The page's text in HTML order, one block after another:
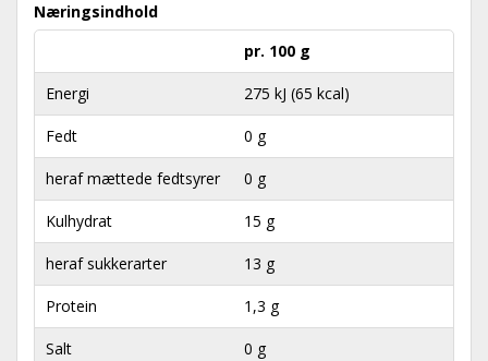
Næringsindhold
pr. 100 g
Energi 275 kJ (65 kcal)
Fedt 0 g
heraf mættede fedtsyrer 0 g
Kulhydrat 15 g
heraf sukkerarter 13 g
Protein 1,3 g
Salt 0 g